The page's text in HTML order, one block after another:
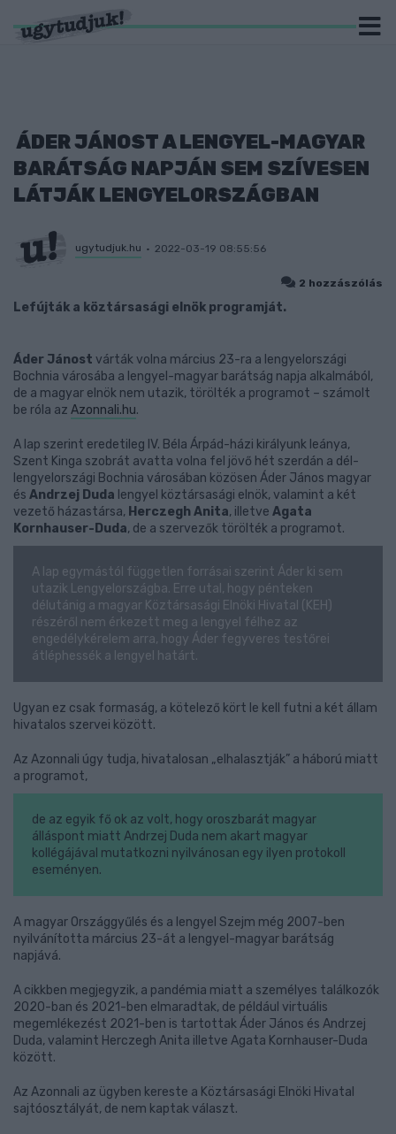
ÁDER JÁNOST A LENGYEL-MAGYAR
BARÁTSÁG NAPJÁN SEM SZÍVESEN
LÁTJÁK LENGYELORSZÁGBAN
ugytudjuk.hu 2022-03-19 08:55:56
2 hozzászólás
Lefújták a köztársasági elnök programját.
Áder Jánost várták volna március 23-ra a lengyelországi
Bochnia városába a lengyel-magyar barátság napja alkalmából,
de a magyar elnök nem utazik, törölték a programot – számolt
be róla az Azonnali.hu.
A lap szerint eredetileg IV. Béla Árpád-házi királyunk leánya,
Szent Kinga szobrát avatta volna fel jövő hét szerdán a dél-
lengyelországi Bochnia városában közösen Áder János magyar
és Andrzej Duda lengyel köztársasági elnök, valamint a két
vezető házastársa, Herczegh Anita, illetve Agata
Kornhauser-Duda, de a szervezők törölték a programot.
A lap egymástól független forrásai szerint Áder ki sem
utazik Lengyelországba. Erre utal, hogy pénteken
délutánig a magyar Köztársasági Elnöki Hivatal (KEH)
részéről nem érkezett meg a lengyel félhez az
engedélykérelem arra, hogy Áder fegyveres testőrei
átléphessék a lengyel határt.
Ugyan ez csak formaság, a kötelező kört le kell futni a két állam
hivatalos szervei között.
Az Azonnali úgy tudja, hivatalosan „elhalasztják” a háború miatt
a programot,
de az egyik fő ok az volt, hogy oroszbarát magyar
álláspont miatt Andrzej Duda nem akart magyar
kollégájával mutatkozni nyilvánosan egy ilyen protokoll
eseményen.
A magyar Országgyűlés és a lengyel Szejm még 2007-ben
nyilvánította március 23-át a lengyel-magyar barátság
napjává.
A cikkben megjegyzik, a pandémia miatt a személyes találkozók
2020-ban és 2021-ben elmaradtak, de például virtuális
megemlékezést 2021-ben is tartottak Áder János és Andrzej
Duda, valamint Herczegh Anita illetve Agata Kornhauser-Duda
között.
Az Azonnali az ügyben kereste a Köztársasági Elnöki Hivatal
sajtóosztályát, de nem kaptak választ.